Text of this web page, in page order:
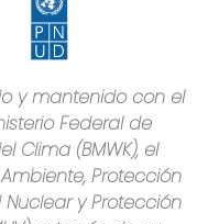
y mantenido con el
Federal de
Clima (BMWK), el
Protección
y Protección